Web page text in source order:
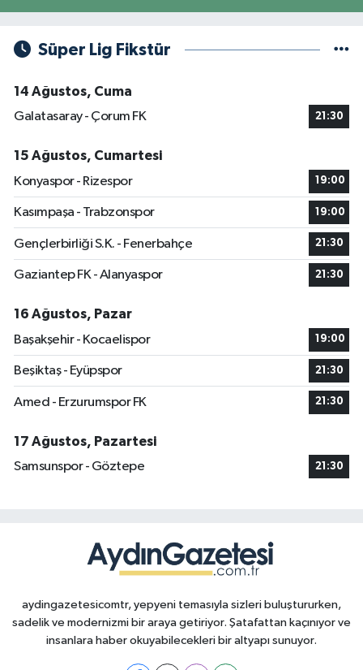
Süper Lig Fikstür
14 Ağustos, Cuma
Galatasaray - Çorum FK
21:30
15 Ağustos, Cumartesi
Konyaspor - Rizespor
19:00
Kasımpaşa - Trabzonspor 19:00
Gençlerbirliği S.K. - Fenerbahçe 21:30
Gaziantep FK - Alanyaspor 21:30
16 Ağustos, Pazar
Başakşehir - Kocaelispor
19:00
Beşiktaş - Eyüpspor 21:30
Amed - Erzurumspor FK 21:30
17 Ağustos, Pazartesi
Samsunspor - Göztepe
21:30
aydingazetesicomtr, yepyeni temasıyla sizleri buluştururken,
sadelik ve modernizmi bir araya getiriyor. Şatafattan kaçınıyor ve
insanlara haber okuyabilecekleri bir altyapı sunuyor.